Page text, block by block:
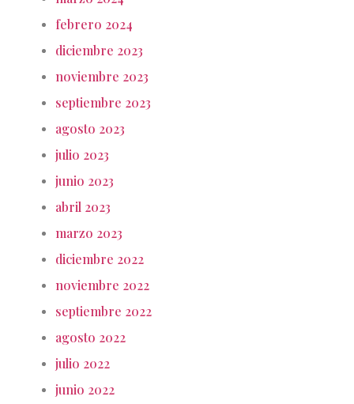
febrero 2024
diciembre 2023
noviembre 2023
septiembre 2023
agosto 2023
julio 2023
junio 2023
abril 2023
marzo 2023
diciembre 2022
noviembre 2022
septiembre 2022
agosto 2022
julio 2022
junio 2022